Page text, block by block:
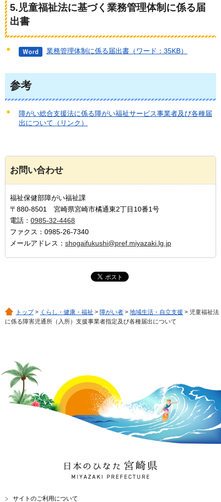
5.児童福祉法に基づく業務管理体制に係る届
出書
業務管理体制に係る届出書（ワード：35KB）
参考
障がい総合支援法に係る障がい福祉サービス事業者及び各種届
出について（リンク）
お問い合わせ
福祉保健部障がい福祉課
〒880-8501 宮崎県宮崎市橘通東2丁目10番1号
電話： 0985-32-4468
ファクス：0985-26-7340
メールアドレス： shogaifukushi@pref.miyazaki.lg.jp
トップ> くらし・健康・福祉 > 障がい者 > 地域生活・自立支援 > 児童福祉法
に係る障害児通所（入所）支援事業者指定及び各種届出について
日本のひなた 宮崎県
MIYAZAKI PREFECTURE
サイトのご利用について